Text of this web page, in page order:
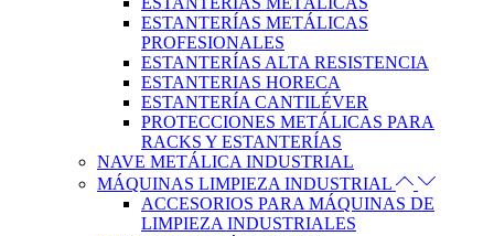
ESTANTERÍAS METÁLICAS
PROFESIONALES
ESTANTERÍAS ALTA RESISTENCIA
ESTANTERIAS HORECA
ESTANTERÍA CANTILÉVER
PROTECCIONES METÁLICAS PARA
RACKS Y ESTANTERÍAS
NAVE METÁLICA INDUSTRIAL
MÁQUINAS LIMPIEZA INDUSTRIAL
ACCESORIOS PARA MÁQUINAS DE
LIMPIEZA INDUSTRIALES